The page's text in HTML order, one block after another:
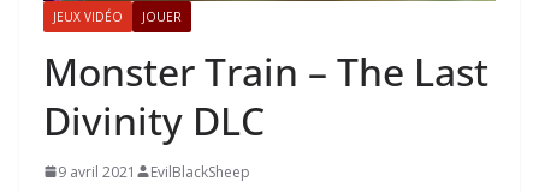
JEUX VIDÉO JOUER
Monster Train – The Last
Divinity DLC
9 avril 2021 EvilBlackSheep